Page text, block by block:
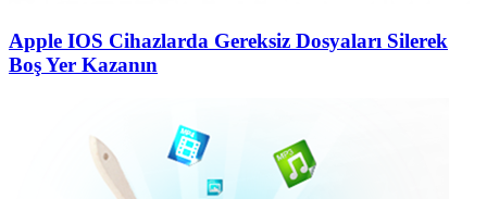
Apple IOS Cihazlarda Gereksiz Dosyaları Silerek
Boş Yer Kazanın